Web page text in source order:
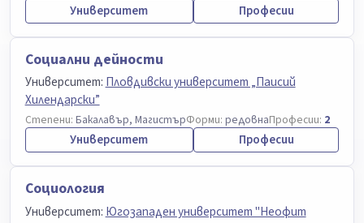
Университет Професии
Социални дейности
Университет:Пловдивски университет „Паисий
Хилендарски”
Степени: Бакалавър, МагистърФорми: редовнаПрофесии: 2
Университет Професии
Социология
Университет: Югозападен университет "Неофит